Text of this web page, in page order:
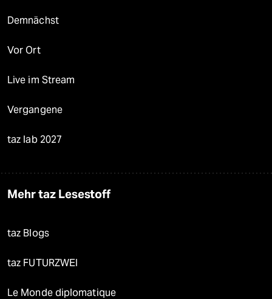
Demnächst
Vor Ort
Live im Stream
Vergangene
taz lab 2027
Mehr taz Lesestoff
taz Blogs
taz FUTURZWEI
Le Monde diplomatique